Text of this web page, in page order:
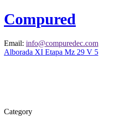
Compured
Email: info@compuredec.com
Alborada XI Etapa Mz 29 V 5
Category